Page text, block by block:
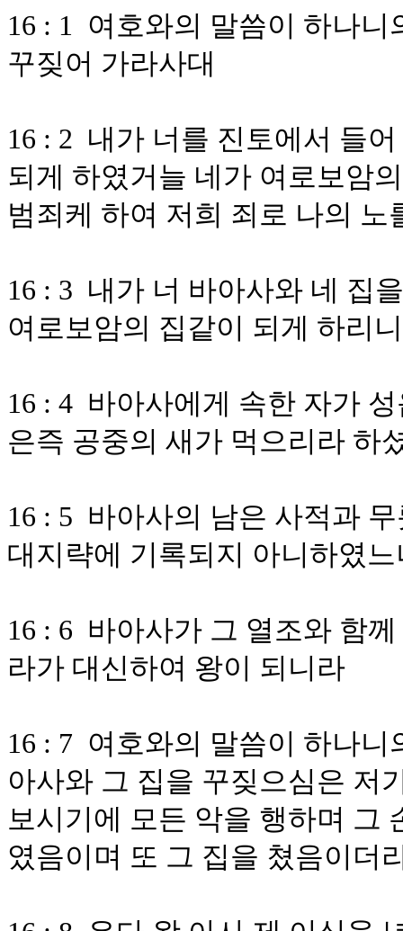
16 : 1 여호와의 말씀이 하나
꾸짖어 가라사대
16 : 2 내가 너를 진토에서 들
되게 하였거늘 네가 여로보암
범죄케 하여 저희 죄로 나의 노
16 : 3 내가 너 바아사와 네 집
여로보암의 집같이 되게 하리니
16 : 4 바아사에게 속한 자가
은즉 공중의 새가 먹으리라 하
16 : 5 바아사의 남은 사적과
대지략에 기록되지 아니하였느
16 : 6 바아사가 그 열조와 함
라가 대신하여 왕이 되니라
16 : 7 여호와의 말씀이 하나
아사와 그 집을 꾸짖으심은 저
보시기에 모든 악을 행하며 그
였음이며 또 그 집을 쳤음이더